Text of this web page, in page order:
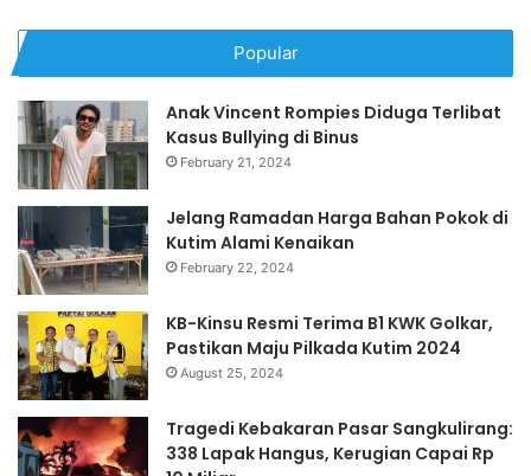
Popular
Anak Vincent Rompies Diduga Terlibat
Kasus Bullying di Binus
February 21, 2024
Jelang Ramadan Harga Bahan Pokok di
Kutim Alami Kenaikan
February 22, 2024
KB-Kinsu Resmi Terima B1 KWK Golkar,
Pastikan Maju Pilkada Kutim 2024
August 25, 2024
Tragedi Kebakaran Pasar Sangkulirang:
338 Lapak Hangus, Kerugian Capai Rp